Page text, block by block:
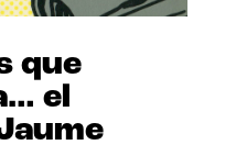
que
el